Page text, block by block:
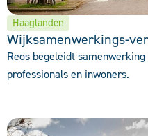
Haaglanden
Wijksamenwerkings-
Reos begeleidt
professionals en inwoners.